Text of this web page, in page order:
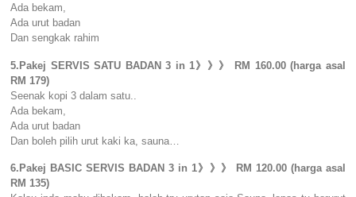
Ada bekam,
Ada urut badan
Dan sengkak rahim
5.Pakej SERVIS SATU BADAN 3 in 1》》》 RM 160.00 (harga asal
RM 179)
Seenak kopi 3 dalam satu..
Ada bekam,
Ada urut badan
Dan boleh pilih urut kaki ka, sauna…
6.Pakej BASIC SERVIS BADAN 3 in 1》》》 RM 120.00 (harga asal
RM 135)